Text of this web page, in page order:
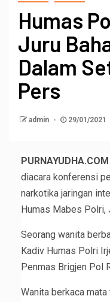
Humas
Juru
Dalam
Pers
admin 29/01/2021
PURNAYUDHA.COM
diacara konferensi
narkotika jaringan
Humas Mabes
Seorang wanita
Kadiv Humas Polri
Penmas Brigjen Pol
Wanita berkaca